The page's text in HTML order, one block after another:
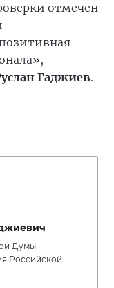
отмечен
Гаджиев.
Думы
Российской